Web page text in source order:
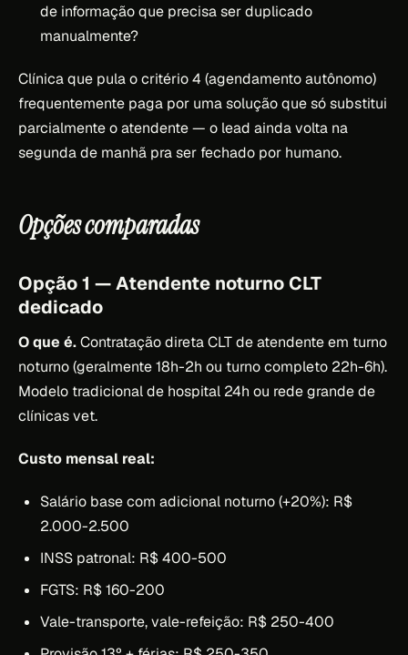
de informação que precisa ser duplicado
manualmente?
Clínica que pula o critério 4 (agendamento autônomo)
frequentemente paga por uma solução que só substitui
parcialmente o atendente — o lead ainda volta na
segunda de manhã pra ser fechado por humano.
Opções comparadas
Opção 1 — Atendente noturno CLT
dedicado
O que é.Contratação direta CLT de atendente em turno
noturno (geralmente 18h-2h ou turno completo 22h-6h).
Modelo tradicional de hospital 24h ou rede grande de
clínicas vet.
Custo mensal real:
Salário base com adicional noturno (+20%): R$
2.000-2.500
INSS patronal: R$ 400-500
FGTS: R$ 160-200
Vale-transporte, vale-refeição: R$ 250-400